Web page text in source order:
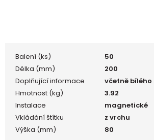
Balení (ks)
50
Délka (mm)
200
Doplňující informace
včetně
Hmotnost (kg)
3.92
Instalace
magnetické
Vkládání štítku
z vrchu
Výška (mm)
80